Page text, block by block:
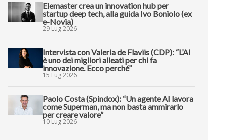
Elemaster crea un innovation hub per
startup deep tech, alla guida Ivo Boniolo (ex
e-Novia)
29 Lug 2026
Intervista con Valeria de Flaviis (CDP): “L’AI
è uno dei migliori alleati per chi fa
innovazione. Ecco perché”
15 Lug 2026
Paolo Costa (Spindox): “Un agente AI lavora
come Superman, ma non basta ammirarlo
per creare valore”
10 Lug 2026